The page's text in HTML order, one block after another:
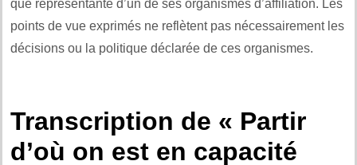
que représentante d’un de ses organismes d’affiliation. Les
points de vue exprimés ne reflètent pas nécessairement les
décisions ou la politique déclarée de ces organismes.
Transcription de « Partir
d’où on est en capacité